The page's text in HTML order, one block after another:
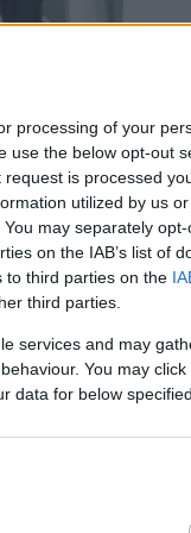
processing of your
use the below opt-out
is processed
utilized by us
may separately
on the IAB’s list of
to third parties on the
third parties.
services and may
You may
data for below
στο
της
,